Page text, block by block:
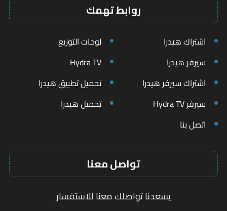
روابط تهمك
اشتراك هيدرا
لوحات التوزيع
سيرفر هيدرا
Hydra TV
اشتراك سيرفر هيدرا
تحميل تطبيق هيدرا
سيرفر Hydra TV
تحميل هيدرا
اتصل بنا
تواصل معنا
يسعدنا تواصلك معنا للاستفسار